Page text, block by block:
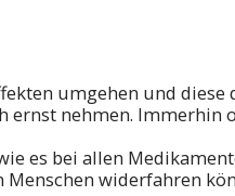
umgehen und diese
ernst nehmen. Immerhin
es bei allen
widerfahren